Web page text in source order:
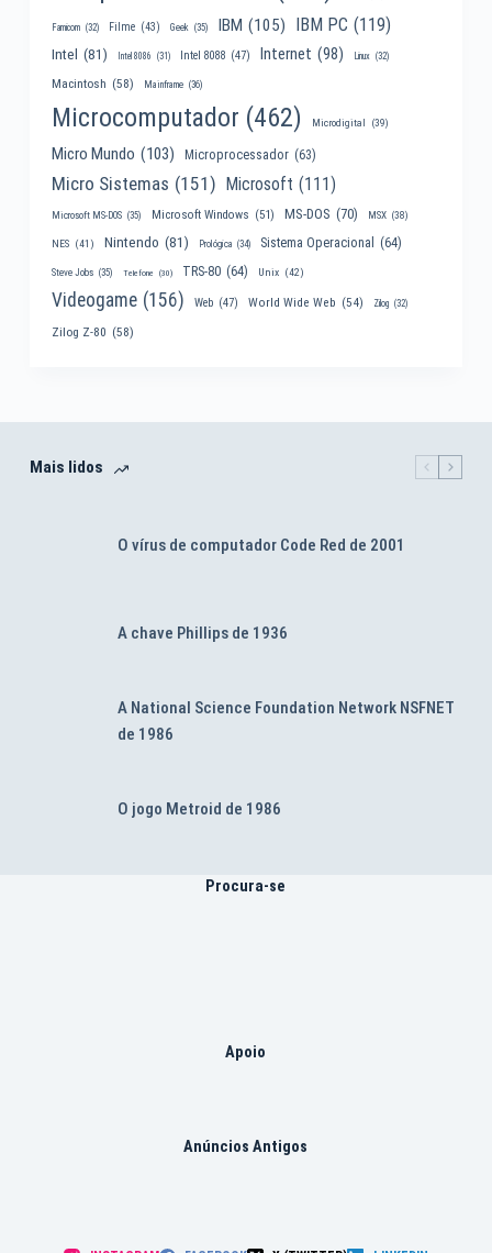
Famicom (32) Filme (43) Geek (35) IBM (105) IBM PC (119)
Intel (81) Intel 8086 (31) Intel 8088 (47) Internet (98) Linux (32)
Macintosh (58) Mainframe (36)
Microcomputador (462) Microdigital (39)
Micro Mundo (103) Microprocessador (63)
Micro Sistemas (151) Microsoft (111)
Microsoft MS-DOS (35) Microsoft Windows (51) MS-DOS (70) MSX (38)
NES (41) Nintendo (81) Prológica (34) Sistema Operacional (64)
Steve Jobs (35) Telefone (30) TRS-80 (64) Unix (42)
Videogame (156) Web (47) World Wide Web (54) Zilog (32)
Zilog Z-80 (58)
Mais lidos
O vírus de computador Code Red de 2001
A chave Phillips de 1936
A National Science Foundation Network NSFNET
de 1986
O jogo Metroid de 1986
Procura-se
Apoio
Anúncios Antigos